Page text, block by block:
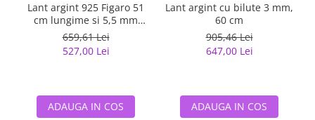
Lant argint 925 Figaro 51
cm lungime si 5,5 mm
latime, Classical You
LSX0202
659,61 Lei
527,00 Lei
ADAUGA IN COS
Lant argint cu bilute 3 mm,
60 cm
905,46 Lei
647,00 Lei
ADAUGA IN COS